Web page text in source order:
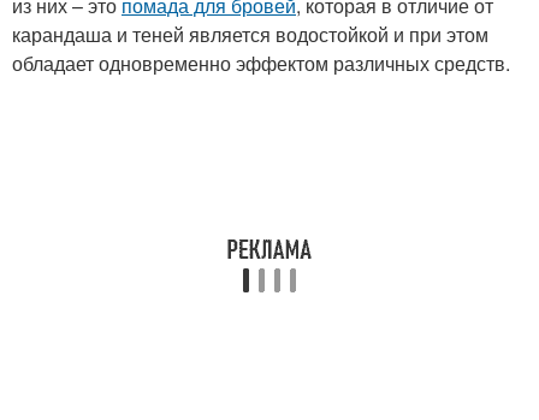
карандаша и теней является водостойкой и при этом
обладает одновременно эффектом различных средств.